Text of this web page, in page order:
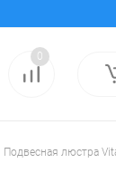
0
Подвесная люстра